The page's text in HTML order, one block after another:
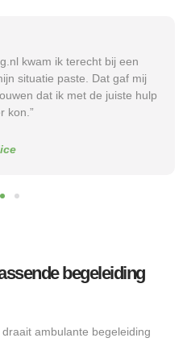
kwam ik terecht bij een
situatie paste. Dat gaf mij
dat ik met de juiste hulp
kon.”
begeleiding
ambulante begeleiding